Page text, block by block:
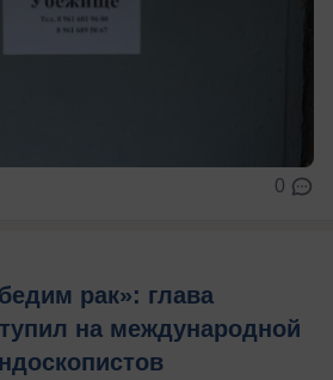
0
рак»: глава
на международной